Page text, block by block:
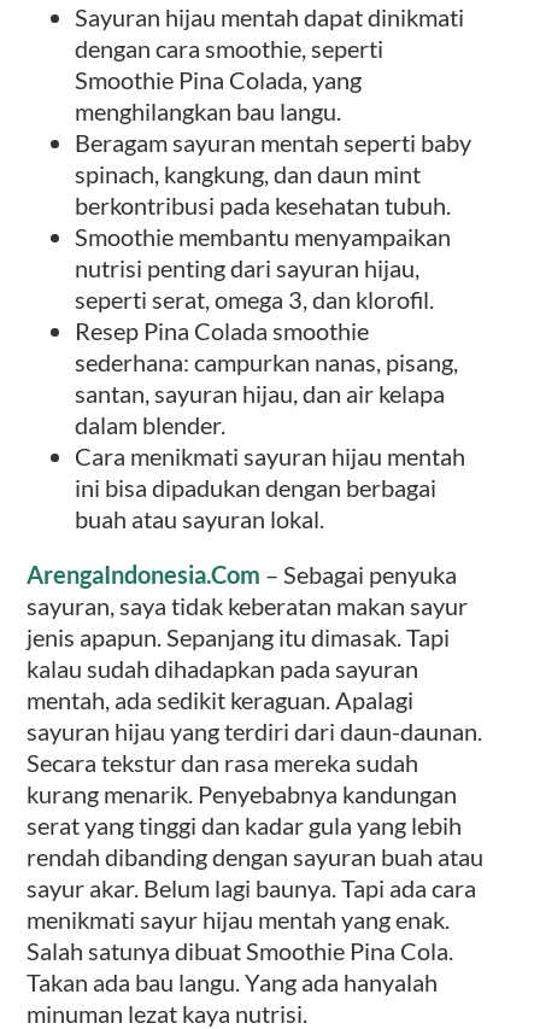
Sayuran hijau mentah dapat dinikmati
dengan cara smoothie, seperti
Smoothie Pina Colada, yang
menghilangkan bau langu.
Beragam sayuran mentah seperti baby
spinach, kangkung, dan daun mint
berkontribusi pada kesehatan tubuh.
Smoothie membantu menyampaikan
nutrisi penting dari sayuran hijau,
seperti serat, omega 3, dan klorofil.
Resep Pina Colada smoothie
sederhana: campurkan nanas, pisang,
santan, sayuran hijau, dan air kelapa
dalam blender.
Cara menikmati sayuran hijau mentah
ini bisa dipadukan dengan berbagai
buah atau sayuran lokal.
ArengaIndonesia.Com – Sebagai penyuka
sayuran, saya tidak keberatan makan sayur
jenis apapun. Sepanjang itu dimasak. Tapi
kalau sudah dihadapkan pada sayuran
mentah, ada sedikit keraguan. Apalagi
sayuran hijau yang terdiri dari daun-daunan.
Secara tekstur dan rasa mereka sudah
kurang menarik. Penyebabnya kandungan
serat yang tinggi dan kadar gula yang lebih
rendah dibanding dengan sayuran buah atau
sayur akar. Belum lagi baunya. Tapi ada cara
menikmati sayur hijau mentah yang enak.
Salah satunya dibuat Smoothie Pina Cola.
Takan ada bau langu. Yang ada hanyalah
minuman lezat kaya nutrisi.